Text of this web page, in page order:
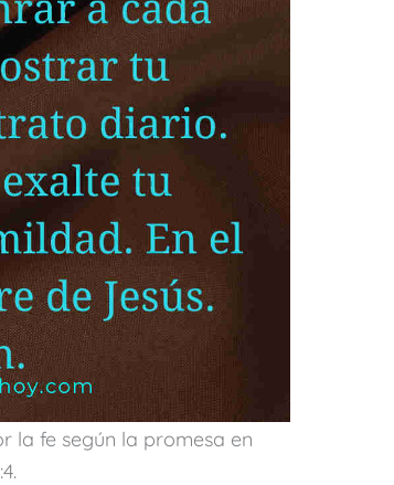
la fe según la promesa en